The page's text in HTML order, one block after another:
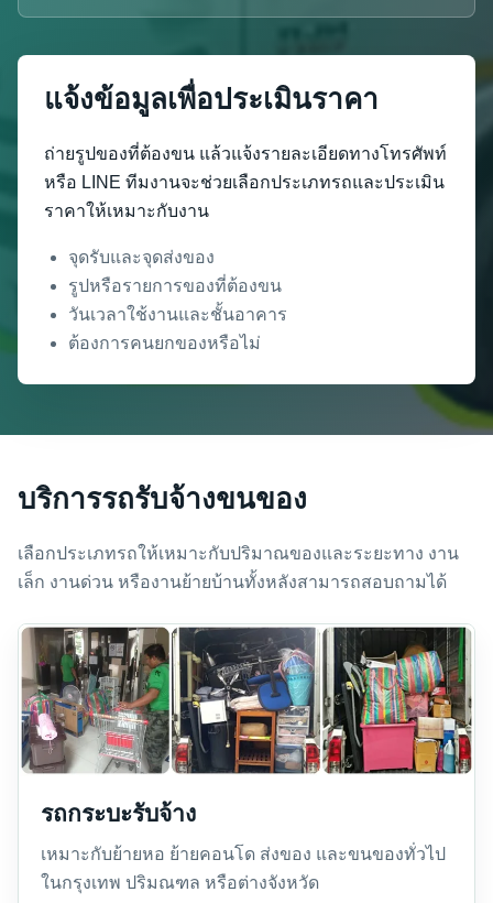
แจ้งข้อมูลเพื่อประเมินราคา
ถ่ายรูปของที่ต้องขน แล้วแจ้งรายละเอียดทางโทรศัพท์
หรือ LINE ทีมงานจะช่วยเลือกประเภทรถและประเมิน
ราคาให้เหมาะกับงาน
จุดรับและจุดส่งของ
รูปหรือรายการของที่ต้องขน
วันเวลาใช้งานและชั้นอาคาร
ต้องการคนยกของหรือไม่
บริการรถรับจ้างขนของ
เลือกประเภทรถให้เหมาะกับปริมาณของและระยะทาง งาน
เล็ก งานด่วน หรืองานย้ายบ้านทั้งหลังสามารถสอบถามได้
รถกระบะรับจ้าง
เหมาะกับย้ายหอ ย้ายคอนโด ส่งของ และขนของทั่วไป
ในกรุงเทพ ปริมณฑล หรือต่างจังหวัด